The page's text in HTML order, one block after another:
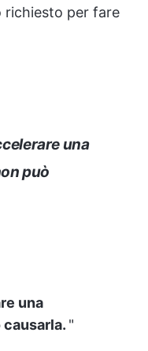
richiesto per fare
una
può
una
"